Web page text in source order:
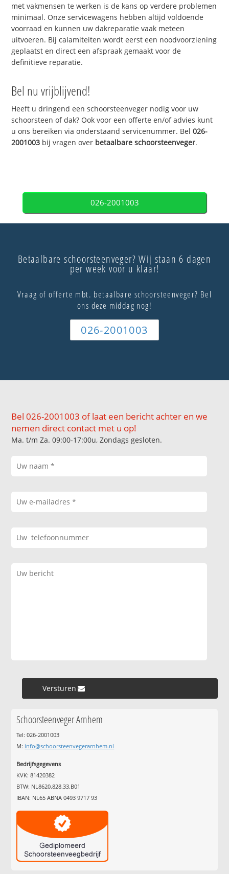
met vakmensen te werken is de kans op verdere problemen
minimaal. Onze servicewagens hebben altijd voldoende
voorraad en kunnen uw dakreparatie vaak meteen
uitvoeren. Bij calamiteiten wordt eerst een noodvoorziening
geplaatst en direct een afspraak gemaakt voor de
definitieve reparatie.
Bel nu vrijblijvend!
Heeft u dringend een schoorsteenveger nodig voor uw
schoorsteen of dak? Ook voor een offerte en/of advies kunt
u ons bereiken via onderstaand servicenummer. Bel026-
2001003 bij vragen over betaalbare schoorsteenveger.
026-2001003
Betaalbare schoorsteenveger? Wij staan 6 dagen
per week voor u klaar!
Vraag of offerte mbt. betaalbare schoorsteenveger? Bel
ons deze middag nog!
026-2001003
Bel 026-2001003 of laat een bericht achter en we
nemen direct contact met u op!
Ma. t/m Za. 09:00-17:00u, Zondags gesloten.
Versturen »
Schoorsteenveger Arnhem
Tel: 026-2001003
M: info@schoorsteenvegerarnhem.nl
Bedrijfsgegevens
KVK: 81420382
BTW: NL8620.828.33.B01
IBAN: NL65 ABNA 0493 9717 93